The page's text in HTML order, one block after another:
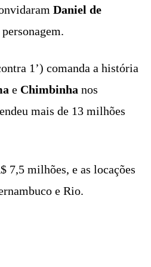
Daniel de
1’) comanda a história
e Chimbinha nos
mais de 13 milhões
7,5 milhões, e as locações
e Rio.